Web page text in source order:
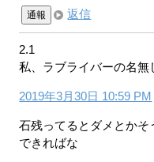
通報 返信
2.1
私、ラブライバーの名無
2019年3月30日 10:59 PM
石残ってるとダメとか
できればな